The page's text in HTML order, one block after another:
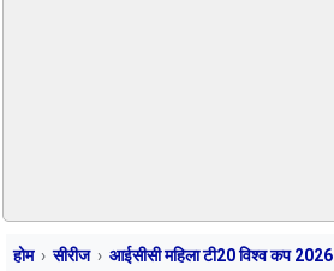
होम सीरीज आईसीसी महिला टी20 विश्व कप 2026